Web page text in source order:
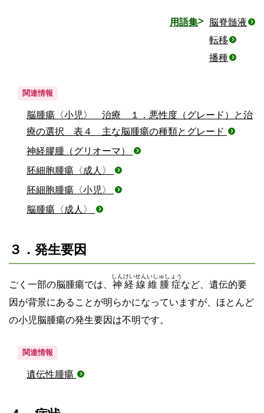
用語集
脳脊髄液
転移
播種
関連情報
脳腫瘍〈小児〉 治療 １．悪性度（グレード）と治
療の選択 表４ 主な脳腫瘍の種類とグレード
神経膠腫（グリオーマ）
胚細胞腫瘍〈成人〉
胚細胞腫瘍〈小児〉
脳腫瘍〈成人〉
３．発生要因
ごく一部の脳腫瘍では、 神経線維腫症
しんけいせんいしゅしょう
など、遺伝的要
因が背景にあることが明らかになっていますが、ほとんど
の小児脳腫瘍の発生要因は不明です。
関連情報
遺伝性腫瘍